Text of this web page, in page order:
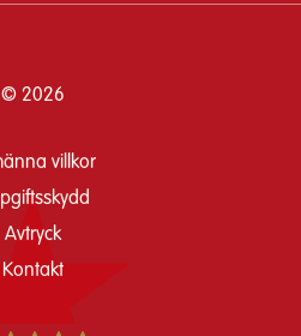
© 2026
villkor
Avtryck
Kontakt